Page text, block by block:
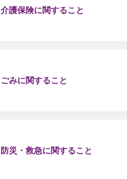
介護保険に関すること
ごみに関すること
防災・救急に関すること